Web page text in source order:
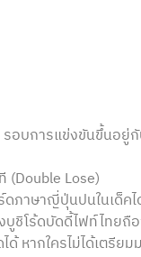
รอบการแข่งขันขึ้นอยู่
(Double Lose)
ดภาษาญี่ปุ่นปนในเด็ค
โร้ดบัดดี้ไฟท์ไทยถื
ด้ หากใครไม่ได้เตรี